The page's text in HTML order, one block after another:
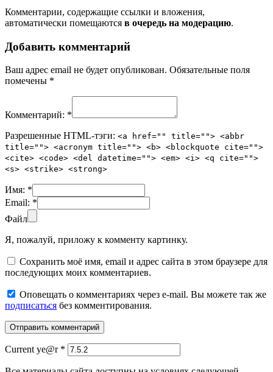
Комментарии, содержащие ссылки и вложения,
автоматически помещаются в очередь на модерацию.
Добавить комментарий
Ваш адрес email не будет опубликован. Обязательные поля
помечены *
Комментарий: *
Разрешенные HTML-тэги: <a href="" title=""> <abbr
title=""> <acronym title=""> <b> <blockquote cite="">
<cite> <code> <del datetime=""> <em> <i> <q cite="">
<s> <strike> <strong>
Имя: *
Email: *
Файл
Я, пожалуй, приложу к комменту картинку.
Сохранить моё имя, email и адрес сайта в этом браузере для
последующих моих комментариев.
Оповещать о комментариях через e-mail. Вы можете так же
подписаться без комментирования.
Current ye@r *